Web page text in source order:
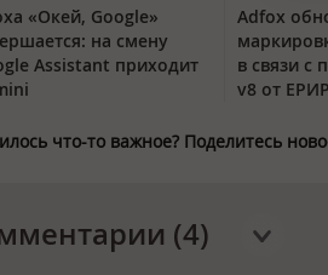
«Окей, Google»
на смену
Assistant приходит
Adfox
в связи с
v8 от ЕРИР
что-то важное? Поделитесь
(4)